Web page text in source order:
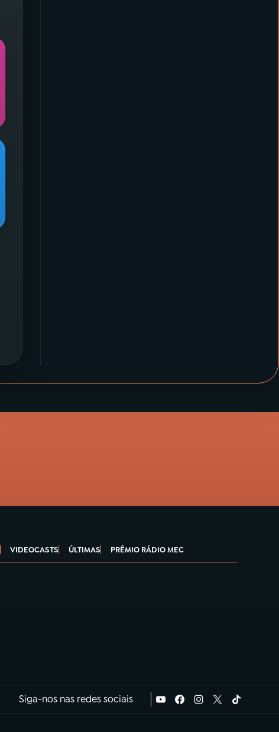
VIDEOCASTS ÚLTIMAS PRÊMIO RÁDIO MEC
Siga-nos nas redes sociais